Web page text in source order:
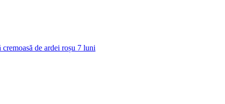
cremoasă de ardei roșu 7 luni